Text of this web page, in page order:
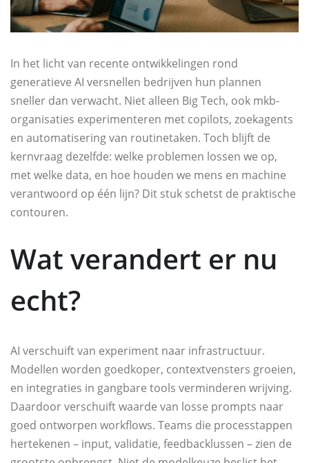
In het licht van recente ontwikkelingen rond
generatieve AI versnellen bedrijven hun plannen
sneller dan verwacht. Niet alleen Big Tech, ook mkb-
organisaties experimenteren met copilots, zoekagents
en automatisering van routinetaken. Toch blijft de
kernvraag dezelfde: welke problemen lossen we op,
met welke data, en hoe houden we mens en machine
verantwoord op één lijn? Dit stuk schetst de praktische
contouren.
Wat verandert er nu
echt?
AI verschuift van experiment naar infrastructuur.
Modellen worden goedkoper, contextvensters groeien,
en integraties in gangbare tools verminderen wrijving.
Daardoor verschuift waarde van losse prompts naar
goed ontworpen workflows. Teams die processtappen
hertekenen – input, validatie, feedbacklussen – zien de